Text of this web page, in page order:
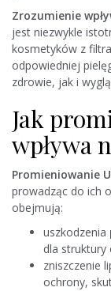
Zrozumienie
jest niezwykle
kosmetyków z
odpowiedniej
zdrowie, jak i
Jak
wpływa
Promieniowanie
prowadząc do ich
obejmują:
uszkodzenia
dla struktury
zniszczenie
ochrony,